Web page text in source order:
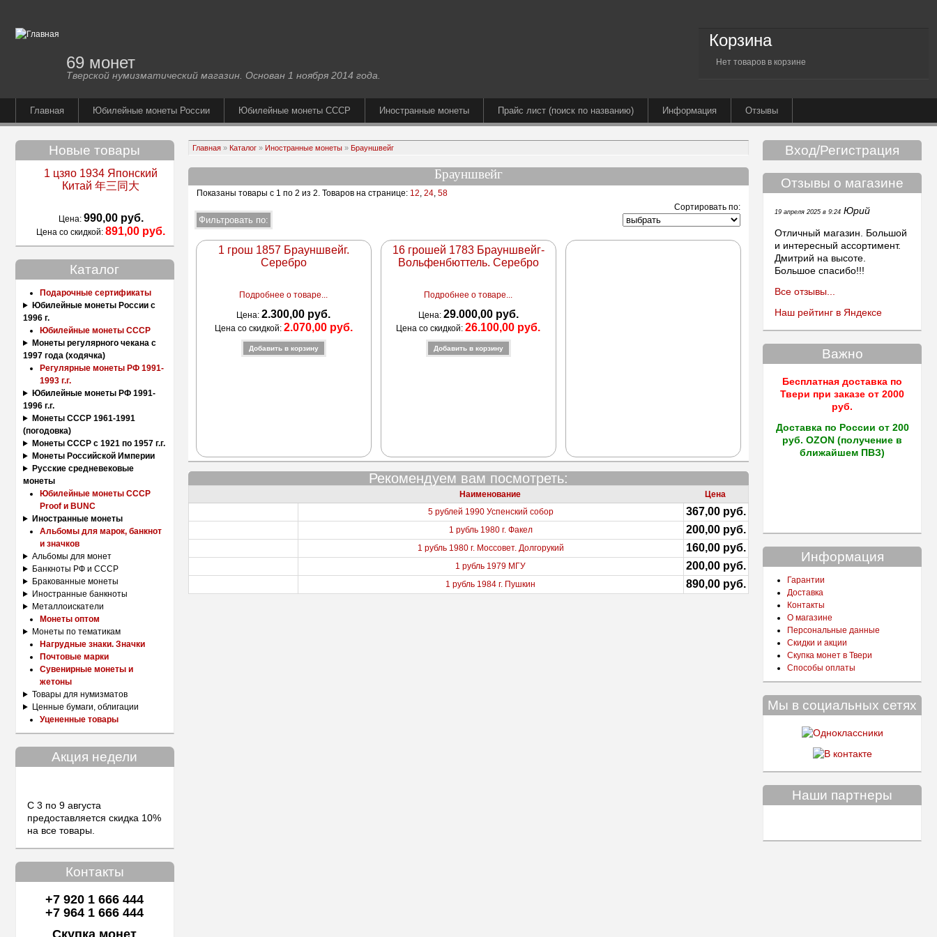
69 монет
Тверской нумизматический магазин. Основан 1 ноября 2014 года.
Корзина
Нет товаров в корзине
Главная Юбилейные монеты России Юбилейные монеты СССР Иностранные монеты Прайс лист (поиск по названию) Информация Отзывы
Новые товары
1 цзяо 1934 Японский
Китай 年三同大
Цена: 990,00 руб.
Цена со скидкой:891,00 руб.
Каталог
Подарочные сертификаты
Юбилейные монеты России с
1996 г.
Юбилейные монеты СССР
Монеты регулярного чекана с
1997 года (ходячка)
Регулярные монеты РФ 1991-
1993 г.г.
Юбилейные монеты РФ 1991-
1996 г.г.
Монеты СССР 1961-1991
(погодовка)
Монеты СССР с 1921 по 1957 г.г.
Монеты Российской Империи
Русские средневековые
монеты
Юбилейные монеты СССР
Proof и BUNC
Иностранные монеты
Альбомы для марок, банкнот
и значков
Альбомы для монет
Банкноты РФ и СССР
Бракованные монеты
Иностранные банкноты
Металлоискатели
Монеты оптом
Монеты по тематикам
Нагрудные знаки. Значки
Почтовые марки
Сувенирные монеты и
жетоны
Товары для нумизматов
Ценные бумаги, облигации
Уцененные товары
Акция недели
С 3 по 9 августа
предоставляется скидка 10%
на все товары.
Контакты
+7 920 1 666 444
+7 964 1 666 444
Скупка монет
Главная» Каталог» Иностранные монеты» Брауншвейг
Брауншвейг
Показаны товары с 1 по 2 из 2. Товаров на странице:12, 24, 58
Сортировать по:
1 грош 1857 Брауншвейг.
Серебро
Подробнее о товаре...
Цена:2.300,00 руб.
Цена со скидкой: 2.070,00 руб.
16 грошей 1783 Брауншвейг-
Вольфенбюттель. Серебро
Подробнее о товаре...
Цена: 29.000,00 руб.
Цена со скидкой:26.100,00 руб.
Рекомендуем вам посмотреть:
Наименование
Цена
5 рублей 1990 Успенский собор
367,00 руб.
1 рубль 1980 г. Факел 200,00 руб.
1 рубль 1980 г. Моссовет. Долгорукий 160,00 руб.
1 рубль 1979 МГУ 200,00 руб.
1 рубль 1984 г. Пушкин 890,00 руб.
Вход/Регистрация
Отзывы о магазине
19 апреля 2025 в 9:24 Юрий
Отличный магазин. Большой
и интересный ассортимент.
Дмитрий на высоте.
Большое спасибо!!!
Все отзывы...
Наш рейтинг в Яндексе
Важно
Бесплатная доставка по
Твери при заказе от 2000
руб.
Доставка по России от 200
руб. OZON (получение в
ближайшем ПВЗ)
Информация
Гарантии
Доставка
Контакты
О магазине
Персональные данные
Скидки и акции
Скупка монет в Твери
Способы оплаты
Мы в социальных сетях
Наши партнеры